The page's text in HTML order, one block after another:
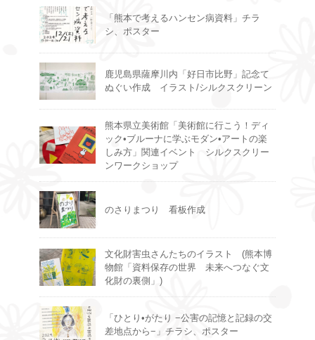
「熊本で考えるハンセン病資料」チラ
シ、ポスター
鹿児島県薩摩川内「好日市比野」記念て
ぬぐい作成 イラスト/シルクスクリーン
熊本県立美術館「美術館に行こう！ディ
ック•ブルーナに学ぶモダン•アートの楽
しみ方」関連イベント シルクスクリー
ンワークショップ
のさりまつり 看板作成
文化財害虫さんたちのイラスト (熊本博
物館「資料保存の世界 未来へつなぐ文
化財の裏側」)
「ひとり•がたり −公害の記憶と記録の交
差地点から−」チラシ、ポスター